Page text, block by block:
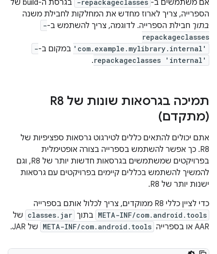
אם משתמשים ב- -repackageclasses
בגרסת ה-build של
הספרייה, צריך לארוז מחדש את המחלקות לחבילת משנה
בתוך חבילת הספרייה. לדוגמה, צריך להשתמש ב--
repackageclasses
'com.example.mylibrary.internal' במקום ב--
repackageclasses 'internal'
.
תמיכה בגרסאות שונות של R8
(מתקדם)
אתם יכולים להתאים כללים לטירגוט גרסאות ספציפיות של
R8. כך אפשר להשתמש בספרייה בצורה אופטימלית
בפרויקטים שמשתמשים בגרסאות חדשות יותר של R8, וגם
להמשיך להשתמש בכללים קיימים בפרויקטים עם גרסאות
ישנות יותר של R8.
כדי לציין כללי R8 ממוקדים, צריך לכלול אותם בספרייה
META-INF/com.android.tools בתוך classes.jar של
AAR או בספרייה
META-INF/com.android.tools של JAR.